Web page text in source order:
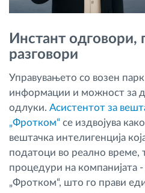
Калкулатор за заштеди
Инстант одговори,
разговори
Управувањето со возен
информации и можност за
одлуки. Асистентот за
„Фротком“ се издвојува
вештачка интелигенција
податоци во реално време,
процедури на компанијата
„Фротком“, што го прави